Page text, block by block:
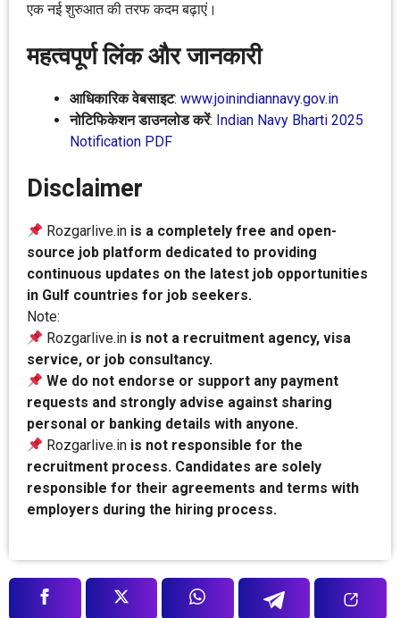
एक नई शुरुआत की तरफ कदम बढ़ाएं।
महत्वपूर्ण लिंक और जानकारी
आधिकारिक वेबसाइट: www.joinindiannavy.gov.in
नोटिफिकेशन डाउनलोड करें: Indian Navy Bharti 2025
Notification PDF
Disclaimer
Rozgarlive.in is a completely free and open-
source job platform dedicated to providing
continuous updates on the latest job opportunities
in Gulf countries for job seekers.
Note:
Rozgarlive.in is not a recruitment agency, visa
service, or job consultancy.
We do not endorse or support any payment
requests and strongly advise against sharing
personal or banking details with anyone.
Rozgarlive.in is not responsible for the
recruitment process. Candidates are solely
responsible for their agreements and terms with
employers during the hiring process.